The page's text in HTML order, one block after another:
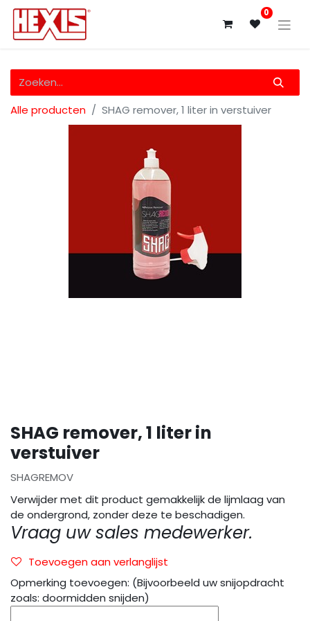
0
Alle producten SHAG remover, 1 liter in verstuiver
SHAG remover, 1 liter in
verstuiver
SHAGREMOV
Verwijder met dit product gemakkelijk de lijmlaag van
de ondergrond, zonder deze te beschadigen.
Vraag uw sales medewerker.
Toevoegen aan verlanglijst
Opmerking toevoegen: (Bijvoorbeeld uw snijopdracht
zoals: doormidden snijden)